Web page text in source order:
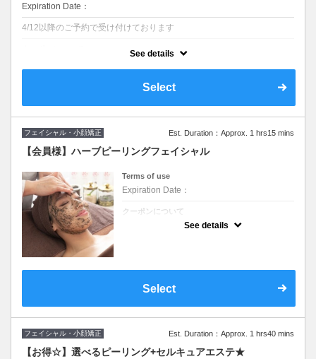
Expiration Date：
4/12以降のご予約で受け付けております
ト】 陶肌パウダー×2g剥離しない・ダウンタイムなしでニキビ/毛穴/
※ライン登録で更に1000えんオフ♡
See details
Select
フェイシャル・小顔矯正 Est. Duration：Approx. 1 hrs15 mins
【会員様】ハーブピーリングフェイシャル
Terms of use
Expiration Date：
クーポンについて
２回目以降のかたはこちらから★
See details
Select
フェイシャル・小顔矯正 Est. Duration：Approx. 1 hrs40 mins
【お得☆】選べるピーリング+セルキュアエステ★